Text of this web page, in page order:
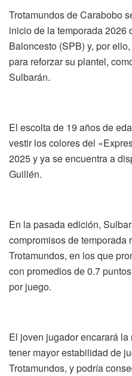
Trotamundos de Carabobo
inicio de la temporada
Baloncesto (SPB) y, por
para reforzar su plantel,
Sulbarán.
El escolta de 19 años de
vestir los colores del
2025 y ya se encuentra a
Guillén.
En la pasada edición,
compromisos de temporada
Trotamundos, en los que
con promedios de 0.7
por juego.
El joven jugador encarará
tener mayor estabilidad de
Trotamundos, y podría